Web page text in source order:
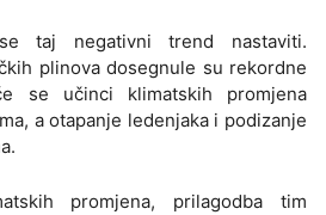
taj negativni trend nastaviti.
plinova dosegnule su rekordne
se učinci klimatskih promjena
a otapanje ledenjaka i podizanje
promjena, prilagodba tim